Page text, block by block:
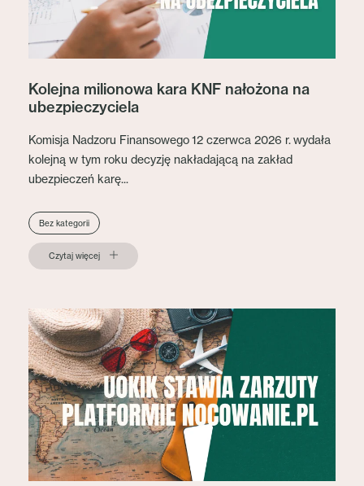
Kolejna milionowa kara KNF nałożona na
ubezpieczyciela
Komisja Nadzoru Finansowego 12 czerwca 2026 r. wydała
kolejną w tym roku decyzję nakładającą na zakład
ubezpieczeń karę...
Bez kategorii
Czytaj więcej